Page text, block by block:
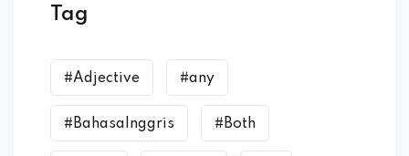
Tag
#Adjective #any
#BahasaInggris #Both